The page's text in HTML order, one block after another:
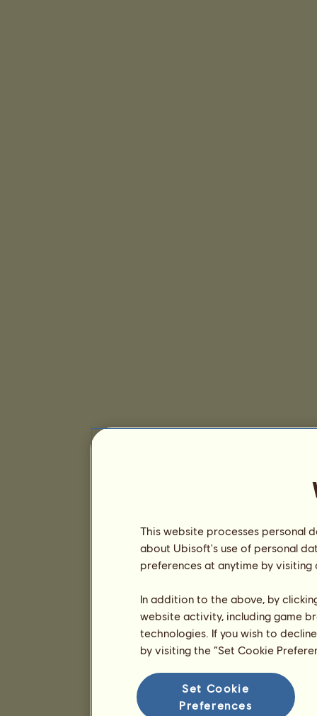
This website processes personal
about Ubisoft's use of personal
preferences at anytime by
In addition to the above, by
website activity, including game
technologies. If you wish to
by visiting the “Set Cookie
Set Cookie
Preferences